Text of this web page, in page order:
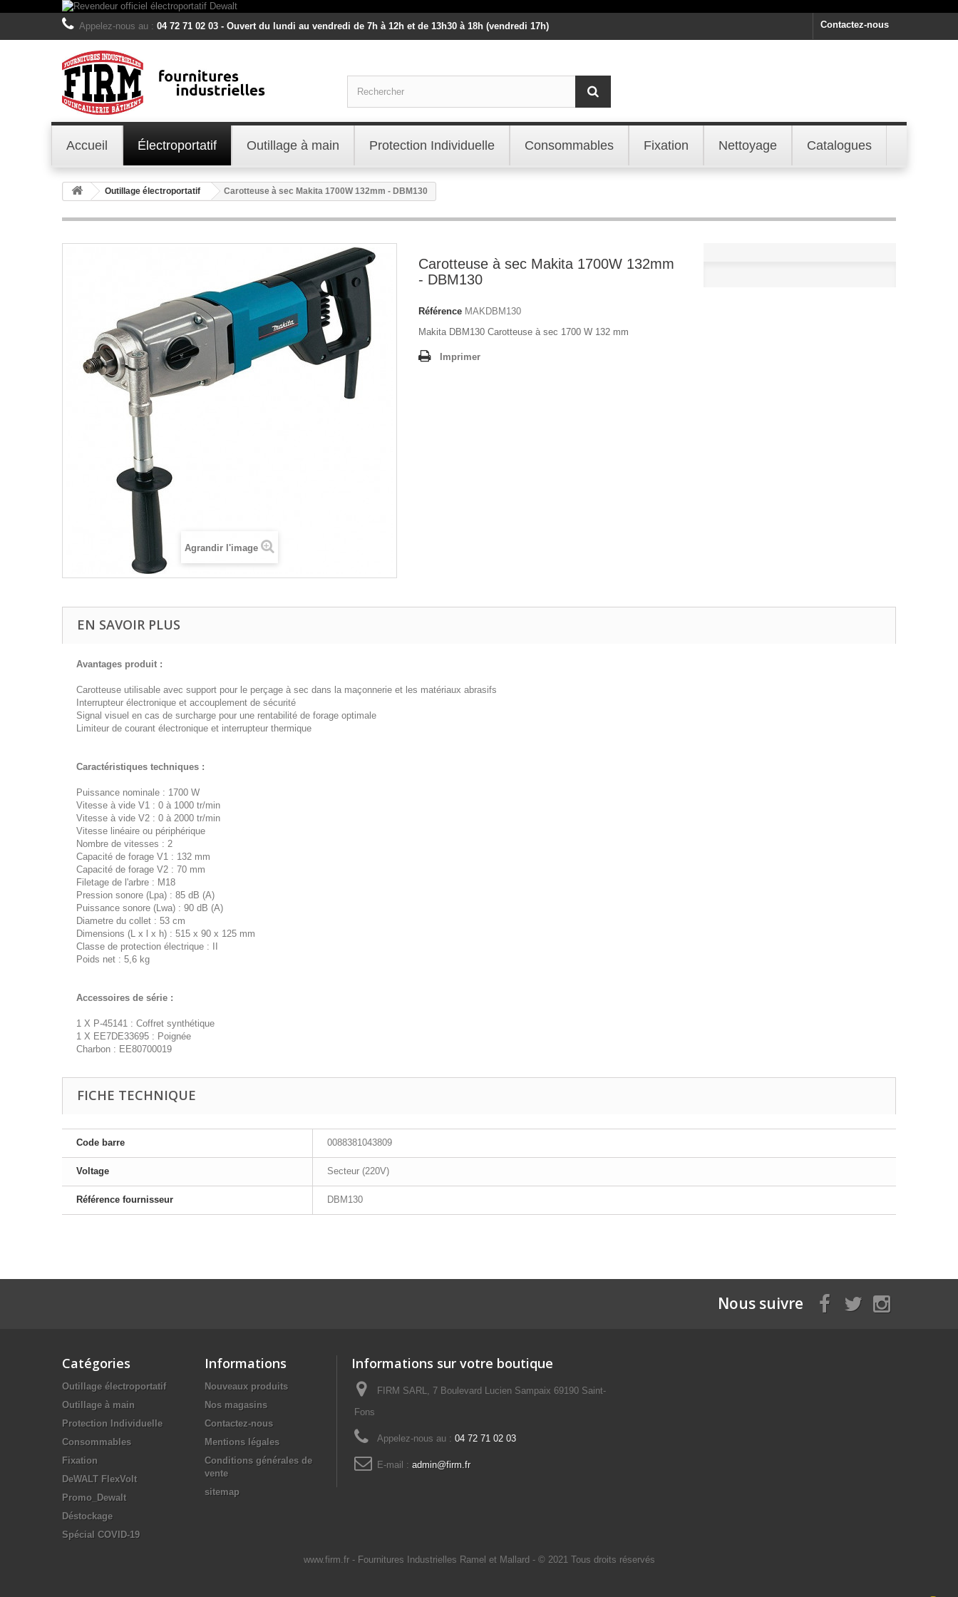
Contactez-nous
Appelez-nous au : 04 72 71 02 03 - Ouvert du lundi au vendredi de 7h à 12h et de 13h30 à 18h (vendredi 17h)
Accueil Électroportatif Outillage à main Protection Individuelle Consommables Fixation Nettoyage Catalogues
Outillage électroportatif Carotteuse à sec Makita 1700W 132mm - DBM130
Agrandir l'image
Carotteuse à sec Makita 1700W 132mm
- DBM130
Référence MAKDBM130
Makita DBM130 Carotteuse à sec 1700 W 132 mm
Imprimer
EN SAVOIR PLUS
Avantages produit :
Carotteuse utilisable avec support pour le perçage à sec dans la maçonnerie et les matériaux abrasifs
Interrupteur électronique et accouplement de sécurité
Signal visuel en cas de surcharge pour une rentabilité de forage optimale
Limiteur de courant électronique et interrupteur thermique
Caractéristiques techniques :
Puissance nominale : 1700 W
Vitesse à vide V1 : 0 à 1000 tr/min
Vitesse à vide V2 : 0 à 2000 tr/min
Vitesse linéaire ou périphérique
Nombre de vitesses : 2
Capacité de forage V1 : 132 mm
Capacité de forage V2 : 70 mm
Filetage de l'arbre : M18
Pression sonore (Lpa) : 85 dB (A)
Puissance sonore (Lwa) : 90 dB (A)
Diametre du collet : 53 cm
Dimensions (L x l x h) : 515 x 90 x 125 mm
Classe de protection électrique : II
Poids net : 5,6 kg
Accessoires de série :
1 X P-45141 : Coffret synthétique
1 X EE7DE33695 : Poignée
Charbon : EE80700019
FICHE TECHNIQUE
Code barre 0088381043809
Voltage Secteur (220V)
Référence fournisseur DBM130
Nous suivre
Catégories
Outillage électroportatif
Outillage à main
Protection Individuelle
Consommables
Fixation
DeWALT FlexVolt
Promo_Dewalt
Déstockage
Spécial COVID-19
Informations
Nouveaux produits
Nos magasins
Contactez-nous
Mentions légales
Conditions générales de
vente
sitemap
Informations sur votre boutique
FIRM SARL, 7 Boulevard Lucien Sampaix 69190 Saint-
Fons
Appelez-nous au : 04 72 71 02 03
E-mail : admin@firm.fr
www.firm.fr - Fournitures Industrielles Ramel et Mallard - © 2021 Tous droits réservés